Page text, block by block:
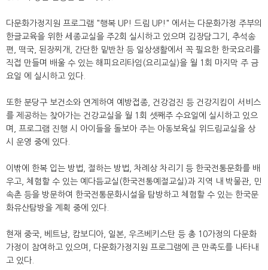
다문화가정지원 프로그램 "행복 UP! 드림 UP!" 에서는 다문화가정 주부의
한글교육을 위한 세종교실을 주2회 실시하고 있으며 김장담그기, 추석송
편, 떡국, 된장찌개, 간단한 밑반찬 등 일상생활에서 꼭 필요한 한국요리를
직접 만들며 배울 수 있는 해피요리타임(요리교실)을 월 1회 마지막 주 금
요일 에 실시하고 있다.
또한 분당구 보건소와 연계하여 예방접종, 건강검진 등 건강지킴이 서비스
를 제공하는 찾아가는 건강교실을 월 1회 셋째주 수요일에 실시하고 있으
며, 프로그램 진행 시 아이들을 돌보아 주는 아동보육실 위드림교실을 상
시 운영 중에 있다.
이밖에 한복 입는 방법, 절하는 방법, 차례상 차리기 등 한국전통문화를 배
우고, 체험할 수 있는 예다듬교실(한국전통예절교실)과 지역 내 박물관, 민
속촌 등을 방문하여 한국전통문화시설을 탐방하고 체험할 수 있는 한국문
화유산탐방을 계획 중에 있다.
현재 중국, 베트남, 캄보디아, 일본, 우즈베키스탄 등 총 10가정의 다문화
가정이 참여하고 있으며, 다문화가정지원 프로그램에 큰 만족도를 나타내
고 있다.